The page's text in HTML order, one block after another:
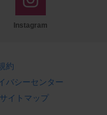
Instagram
約
バシーセンター
サイトマップ